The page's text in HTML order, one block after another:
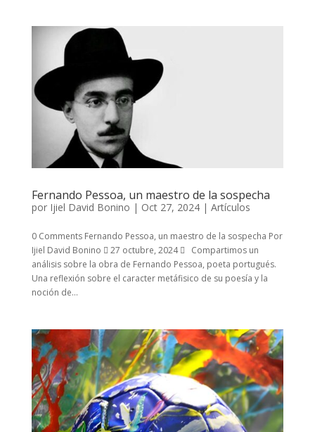
Fernando Pessoa, un maestro de la sospecha
por Ijiel David Bonino | Oct 27, 2024| Artículos
0 Comments Fernando Pessoa, un maestro de la sospecha Por
Ijiel David Bonino  27 octubre, 2024  Compartimos un
análisis sobre la obra de Fernando Pessoa, poeta portugués.
Una reflexión sobre el caracter metáfisico de su poesía y la
noción de...